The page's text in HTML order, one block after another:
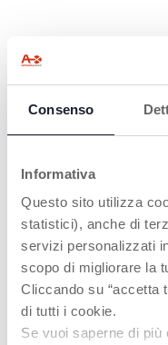
Consenso
Informativa
Questo sito utilizza
statistici), anche di
servizi personalizzati
scopo di migliorare la
Cliccando su “accetta
di tutti i cookie.
Se vuoi saperne di
CHUTE DE
Insérez une balle
tête de Dino et
regardez-la tomber
par son ventre et
activer les
les sons.